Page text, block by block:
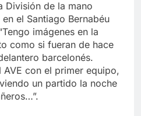
División de la mano
el Santiago Bernabéu
imágenes en la
como si fueran de hace
barcelonés.
AVE con el primer equipo,
un partido la noche